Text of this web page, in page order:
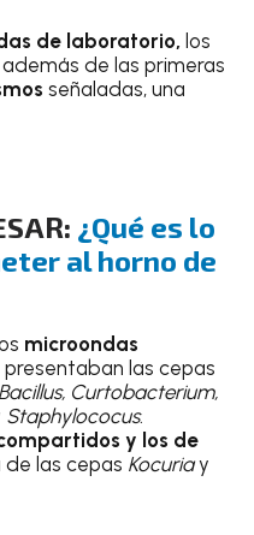
de laboratorio, los
de las primeras
señaladas, una
¿Qué es lo
al horno de
microondas
presentaban las cepas
Bacillus, Curtobacterium,
Staphylococus.
y los de
de las cepas Kocuriay